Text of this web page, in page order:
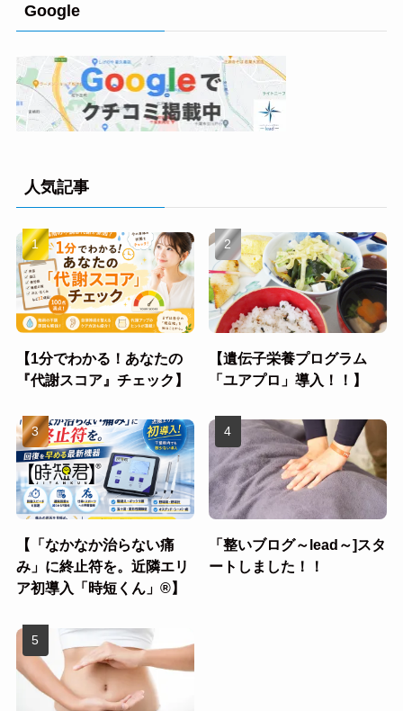
Google
人気記事
【1分でわかる！あなたの
『代謝スコア』チェック】
【遺伝子栄養プログラム
「ユアプロ」導入！！】
【「なかなか治らない痛
み」に終止符を。近隣エリ
ア初導入「時短くん」®︎】
「整いブログ～lead～]スタ
ートしました！！